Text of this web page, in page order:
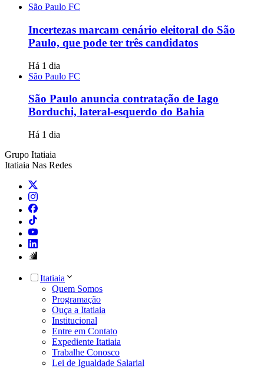
São Paulo FC
Incertezas marcam cenário eleitoral do São
Paulo, que pode ter três candidatos
Há 1 dia
São Paulo FC
São Paulo anuncia contratação de Iago
Borduchi, lateral-esquerdo do Bahia
Há 1 dia
Grupo Itatiaia
Itatiaia Nas Redes
Itatiaia
Quem Somos
Programação
Ouça a Itatiaia
Institucional
Entre em Contato
Expediente Itatiaia
Trabalhe Conosco
Lei de Igualdade Salarial